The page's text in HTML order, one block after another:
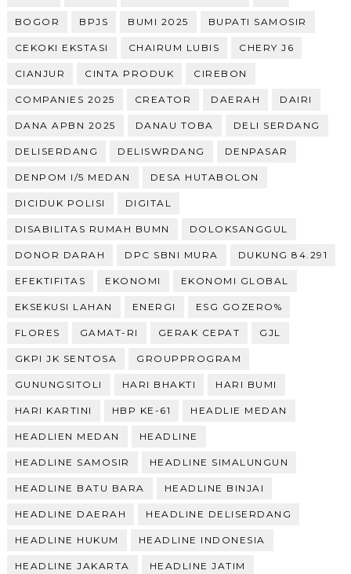
BOGOR BPJS BUMI 2025 BUPATI SAMOSIR
CEKOKI EKSTASI CHAIRUM LUBIS CHERY J6
CIANJUR CINTA PRODUK CIREBON
COMPANIES 2025 CREATOR DAERAH DAIRI
DANA APBN 2025 DANAU TOBA DELI SERDANG
DELISERDANG DELISWRDANG DENPASAR
DENPOM I/5 MEDAN DESA HUTABOLON
DICIDUK POLISI DIGITAL
DISABILITAS RUMAH BUMN DOLOKSANGGUL
DONOR DARAH DPC SBNI MURA DUKUNG 84.291
EFEKTIFITAS EKONOMI EKONOMI GLOBAL
EKSEKUSI LAHAN ENERGI ESG GOZERO%
FLORES GAMAT-RI GERAK CEPAT GJL
GKPI JK SENTOSA GROUPPROGRAM
GUNUNGSITOLI HARI BHAKTI HARI BUMI
HARI KARTINI HBP KE-61 HEADLIE MEDAN
HEADLIEN MEDAN HEADLINE
HEADLINE SAMOSIR HEADLINE SIMALUNGUN
HEADLINE BATU BARA HEADLINE BINJAI
HEADLINE DAERAH HEADLINE DELISERDANG
HEADLINE HUKUM HEADLINE INDONESIA
HEADLINE JAKARTA HEADLINE JATIM